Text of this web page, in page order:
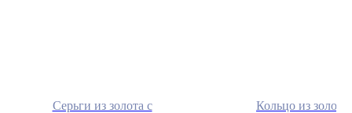
Серьги из золота с
Кольцо из золота